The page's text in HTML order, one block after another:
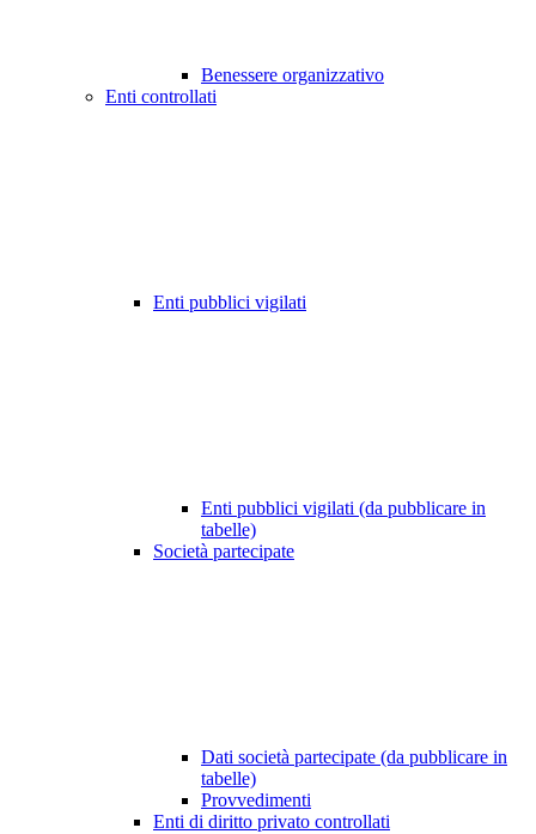
Benessere organizzativo
Enti controllati
Enti pubblici vigilati
Enti pubblici vigilati (da pubblicare in
tabelle)
Società partecipate
Dati società partecipate (da pubblicare in
tabelle)
Provvedimenti
Enti di diritto privato controllati